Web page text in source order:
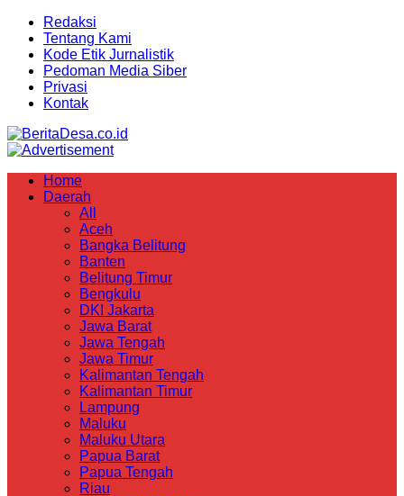
Redaksi
Tentang Kami
Kode Etik Jurnalistik
Pedoman Media Siber
Privasi
Kontak
Home
Daerah
All
Aceh
Bangka Belitung
Banten
Belitung Timur
Bengkulu
DKI Jakarta
Jawa Barat
Jawa Tengah
Jawa Timur
Kalimantan Tengah
Kalimantan Timur
Lampung
Maluku
Maluku Utara
Papua Barat
Papua Tengah
Riau